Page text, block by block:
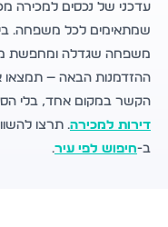
עדכני של נכסים למכירה
שמתאימים לכל משפחה.
משפחה שגדלה ומחפשת
ההזדמנות הבאה — תמצאו
הקשר במקום אחד, בלי
דירות למכירה. תרצו
ב-חיפוש לפי עיר.